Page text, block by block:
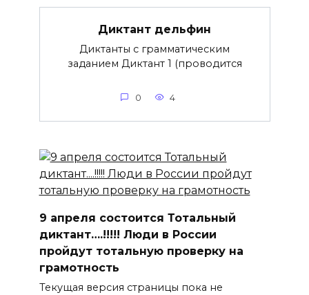
Диктант дельфин
Диктанты с грамматическим
заданием Диктант 1 (проводится
0 4
9 апреля состоится Тотальный
диктант….!!!!! Люди в России
пройдут тотальную проверку на
грамотность
Текущая версия страницы пока не